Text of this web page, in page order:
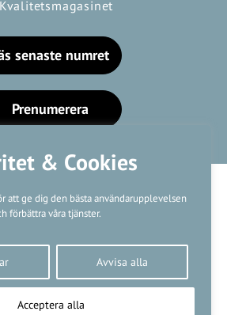
& Cookies
att ge dig den bästa användarupplevelsen
förbättra våra tjänster.
Avvisa alla
Acceptera alla
senaste numret
Prenumerera